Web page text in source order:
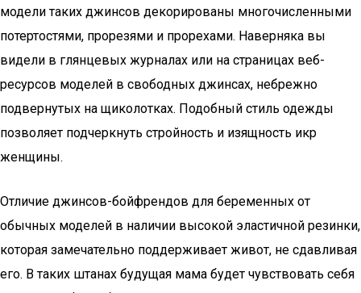
модели таких джинсов декорированы многочисленными
потертостями, прорезями и прорехами. Наверняка вы
видели в глянцевых журналах или на страницах веб-
ресурсов моделей в свободных джинсах, небрежно
подвернутых на щиколотках. Подобный стиль одежды
позволяет подчеркнуть стройность и изящность икр
женщины.
Отличие джинсов-бойфрендов для беременных от
обычных моделей в наличии высокой эластичной резинки,
которая замечательно поддерживает живот, не сдавливая
его. В таких штанах будущая мама будет чувствовать себя